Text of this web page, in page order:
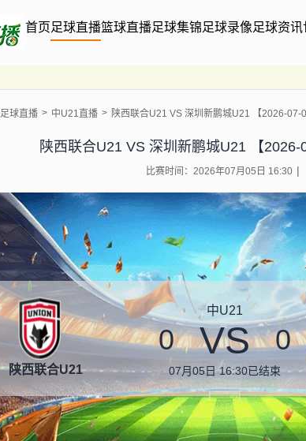
首页足球直播篮球直播足球集锦足球录像足球资讯
足球直播 中U21直播 陕西联合U21 VS 深圳新鹏城U21 【2026-07-
陕西联合U21 VS 深圳新鹏城U21 【2026-
比赛时间：2026年07月05日 16:30
陕西联合U21
中U21
0 VS 0
07月05日 16:30已结束